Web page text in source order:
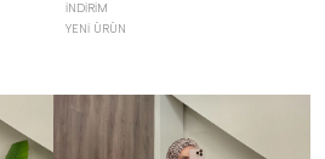
İNDIRIM
YENI ÜRÜN